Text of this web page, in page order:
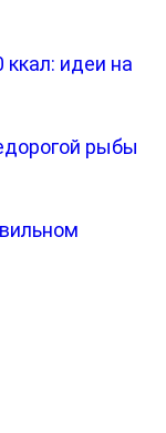
идеи на
рыбы